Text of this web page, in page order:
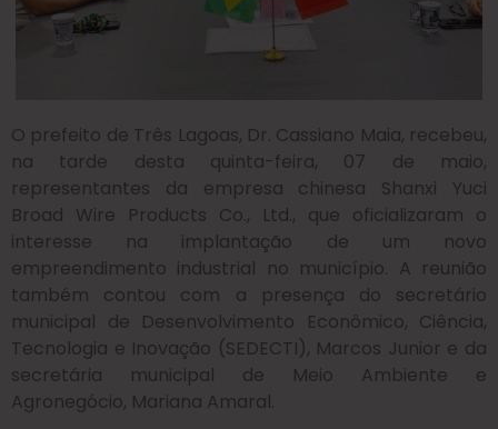
O prefeito de Três Lagoas, Dr. Cassiano Maia, recebeu,
na tarde desta quinta-feira, 07 de maio,
representantes da empresa chinesa Shanxi Yuci
Broad Wire Products Co., Ltd., que oficializaram o
interesse na implantação de um novo
empreendimento industrial no município. A reunião
também contou com a presença do secretário
municipal de Desenvolvimento Econômico, Ciência,
Tecnologia e Inovação (SEDECTI), Marcos Junior e da
secretária municipal de Meio Ambiente e
Agronegócio, Mariana Amaral.